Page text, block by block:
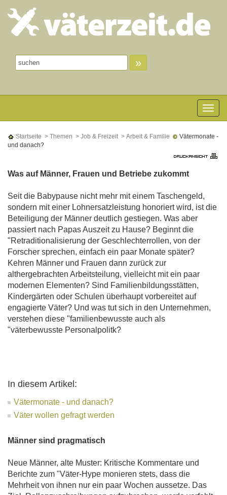
»
Toggle
Startseite > Themen > Job & Freizeit > Arbeit & Familie
Vätermonate -
und danach?
Was auf Männer, Frauen und Betriebe zukommt
Seit die Babypause nicht mehr mit einem Taschengeld,
sondern mit einer Lohnersatzleistung honoriert wird, ist die
Beteiligung der Männer deutlich gestiegen. Was aber
passiert nach Papas Auszeit zu Hause? Beginnt die
"Retraditionalisierung der Geschlechterrollen, von der
Forscher sprechen, einfach ein paar Monate später?
Kehren Männer und Frauen dann zurück zur
althergebrachten Arbeitsteilung, vielleicht mit ein paar
modernen Elementen? Sind Familienbildungsstätten,
Kindergärten oder Schulen überhaupt vorbereitet auf
engagierte Väter? Und was tut sich in den Unternehmen,
verstehen diese "familienbewusste auch als
"väterbewusste Personalpolitk?
In diesem Artikel:
Vätermonate - und danach?
Väter wollen gefragt werden
Männer sind pragmatisch
Neue Männer, alte Muster: Kritische Kommentare und
Berichte zum "Väter-Hype monieren stets, dass die
Mehrheit von ihnen nur ein paar Wochen aussetze. Das